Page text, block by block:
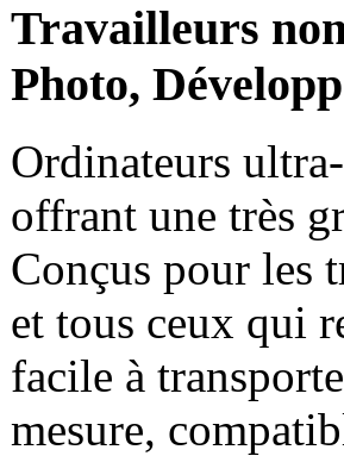
Travailleurs
Photo,
Ordinateurs
offrant une très
Conçus pour les
et tous ceux qui
facile à
mesure,